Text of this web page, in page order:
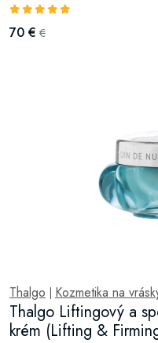
70 € €
Thalgo Kozmetika na
Thalgo Liftingový a
krém (Lifting &